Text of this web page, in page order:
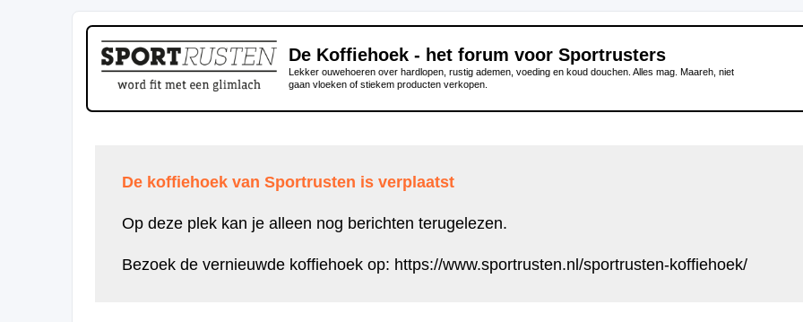
De Koffiehoek - het forum voor Sportrusters
Lekker ouwehoeren over hardlopen, rustig ademen, voeding en koud douchen. Alles mag. Maareh, niet
gaan vloeken of stiekem producten verkopen.
De koffiehoek van Sportrusten is verplaatst
Op deze plek kan je alleen nog berichten terugelezen.
Bezoek de vernieuwde koffiehoek op: https://www.sportrusten.nl/sportrusten-koffiehoek/